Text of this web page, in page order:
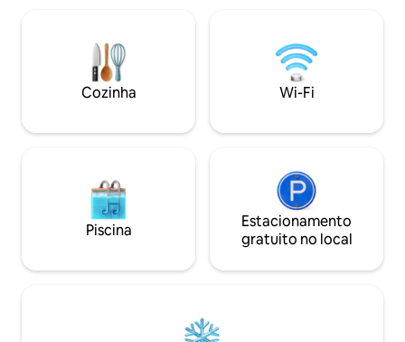
de trabalho e lavadora/secadora na
acomodação - Preparado para famílias:
cercadinho, brinquedos e jogos de
vida havaiano. Mergulho com snorkel,
boogie board ou
Despertar para o
mudar sua vida
Cozinha Wi-Fi
Piscina
Estacionamento
gratuito no local